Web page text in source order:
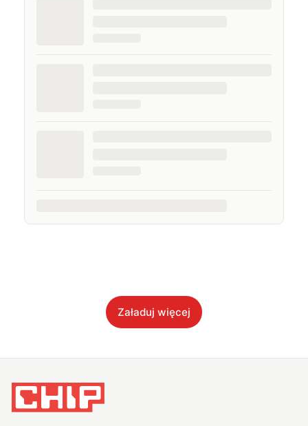
Załaduj więcej